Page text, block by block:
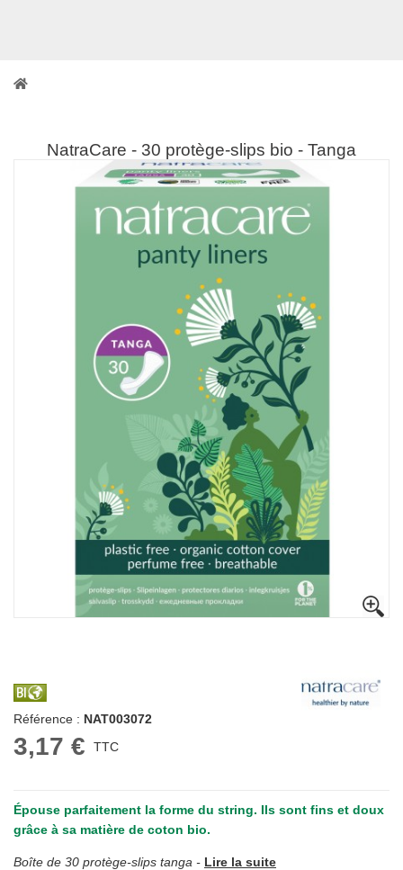
NatraCare - 30 protège-slips bio - Tanga
Référence : NAT003072
3,17 € TTC
Épouse parfaitement la forme du string. Ils sont fins et doux
grâce à sa matière de coton bio.
Boîte de 30 protège-slips tanga - Lire la suite